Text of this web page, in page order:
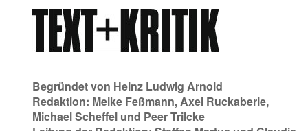
Begründet von Heinz Ludwig Arnold
Redaktion: Meike Feßmann,Axel Ruckaberle,
Michael Scheffel und Peer Trilcke